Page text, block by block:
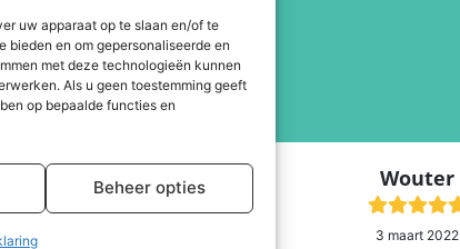
uw apparaat op te slaan en/of te
bieden en om gepersonaliseerde en
met deze technologieën kunnen
Als u geen toestemming geeft
op bepaalde functies en
Beheer opties
klanten
Hel K Wouter
3 maart 2022